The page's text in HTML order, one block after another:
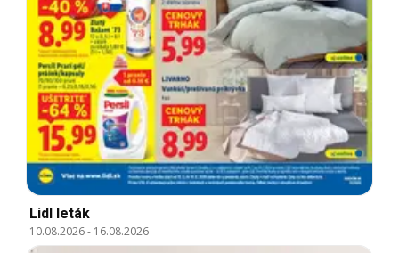
Lidl leták
10.08.2026- 16.08.2026